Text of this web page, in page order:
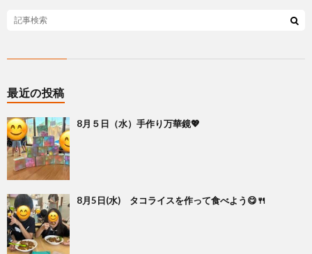
最近の投稿
8月５日（水）手作り万華鏡💖
8月5日(水) タコライスを作って食べよう😋🍴